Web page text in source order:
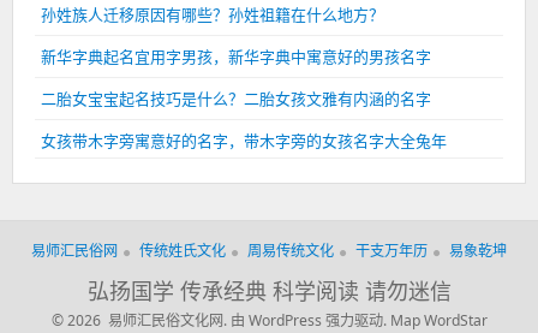
孙姓族人迁移原因有哪些？孙姓祖籍在什么地方？
新华字典起名宜用字男孩，新华字典中寓意好的男孩名字
二胎女宝宝起名技巧是什么？二胎女孩文雅有内涵的名字
女孩带木字旁寓意好的名字，带木字旁的女孩名字大全兔年
易师汇民俗网 传统姓氏文化 周易传统文化 干支万年历 易象乾坤
弘扬国学 传承经典 科学阅读 请勿迷信
© 2026 易师汇民俗文化网. 由 WordPress 强力驱动. Map WordStar